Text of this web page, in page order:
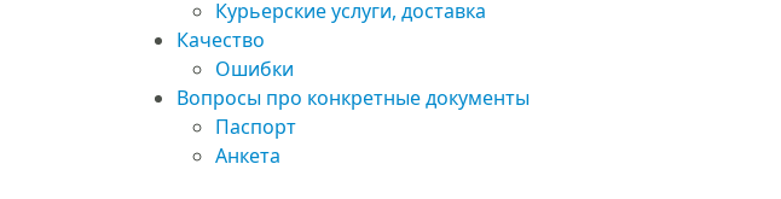
Курьерские услуги, доставка
Качество
Ошибки
Вопросы про конкретные документы
Паспорт
Анкета